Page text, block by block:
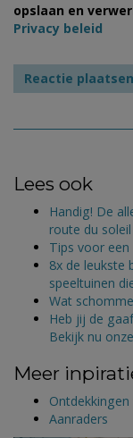
opslaan en
Privacy beleid
Lees ook
Handig! De
route du
Tips voor
8x de leukste
speeltuinen
Wat
Heb jij de
Bekijk nu
Meer
Aanraders